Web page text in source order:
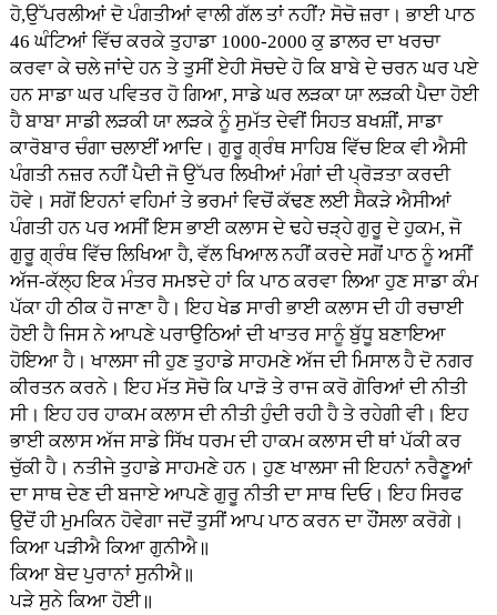
ਹੋ,ਉੱਪਰਲੀਆਂ ਦੋ ਪੰਗਤੀਆਂ ਵਾਲੀ ਗੱਲ ਤਾਂ ਨਹੀਂ? ਸੋਚੋ ਜ਼ਰਾ। ਭਾਈ ਪਾਠ
46 ਘੰਟਿਆਂ ਵਿੱਚ ਕਰਕੇ ਤੁਹਾਡਾ 1000-2000 ਕੁ ਡਾਲਰ ਦਾ ਖਰਚਾ
ਕਰਵਾ ਕੇ ਚਲੇ ਜਾਂਦੇ ਹਨ ਤੇ ਤੁਸੀਂ ਏਹੀ ਸੋਚਦੇ ਹੋ ਕਿ ਬਾਬੇ ਦੇ ਚਰਨ ਘਰ ਪਏ
ਹਨ ਸਾਡਾ ਘਰ ਪਵਿਤਰ ਹੋ ਗਿਆ, ਸਾਡੇ ਘਰ ਲੜਕਾ ਯਾ ਲੜਕੀ ਪੈਦਾ ਹੋਈ
ਹੈ ਬਾਬਾ ਸਾਡੀ ਲੜਕੀ ਯਾ ਲੜਕੇ ਨੂੰ ਸੁਮੱਤ ਦੇਵੀਂ ਸਿਹਤ ਬਖਸ਼ੀਂ, ਸਾਡਾ
ਕਾਰੋਬਾਰ ਚੰਗਾ ਚਲਾਈਂ ਆਦਿ। ਗੁਰੂ ਗ੍ਰੰਥ ਸਾਹਿਬ ਵਿੱਚ ਇਕ ਵੀ ਐਸੀ
ਪੰਗਤੀ ਨਜ਼ਰ ਨਹੀਂ ਪੈਦੀ ਜੋ ਉੱਪਰ ਲਿਖੀਆਂ ਮੰਗਾਂ ਦੀ ਪ੍ਰੋੜਤਾ ਕਰਦੀ
ਹੋਵੇ। ਸਗੋਂ ਇਹਨਾਂ ਵਹਿਮਾਂ ਤੇ ਭਰਮਾਂ ਵਿਚੋਂ ਕੱਢਣ ਲਈ ਸੈਕੜੇ ਐਸੀਆਂ
ਪੰਗਤੀ ਹਨ ਪਰ ਅਸੀਂ ਇਸ ਭਾਈ ਕਲਾਸ ਦੇ ਢਹੇ ਚੜ੍ਹੇ ਗੁਰੂ ਦੇ ਹੁਕਮ, ਜੋ
ਗੁਰੂ ਗ੍ਰੰਥ ਵਿੱਚ ਲਿਖਿਆ ਹੈ, ਵੱਲ ਖਿਆਲ ਨਹੀਂ ਕਰਦੇ ਸਗੋਂ ਪਾਠ ਨੂੰ ਅਸੀਂ
ਅੱਜ-ਕੱਲ੍ਹ ਇਕ ਮੰਤਰ ਸਮਝਦੇ ਹਾਂ ਕਿ ਪਾਠ ਕਰਵਾ ਲਿਆ ਹੁਣ ਸਾਡਾ ਕੰਮ
ਪੱਕਾ ਹੀ ਠੀਕ ਹੋ ਜਾਣਾ ਹੈ। ਇਹ ਖੇਡ ਸਾਰੀ ਭਾਈ ਕਲਾਸ ਦੀ ਹੀ ਰਚਾਈ
ਹੋਈ ਹੈ ਜਿਸ ਨੇ ਆਪਣੇ ਪਰਾਉਠਿਆਂ ਦੀ ਖਾਤਰ ਸਾਨੂੰ ਬੁੱਧੂ ਬਣਾਇਆ
ਹੋਇਆ ਹੈ। ਖਾਲਸਾ ਜੀ ਹੁਣ ਤੁਹਾਡੇ ਸਾਹਮਣੇ ਅੱਜ ਦੀ ਮਿਸਾਲ ਹੈ ਦੋ ਨਗਰ
ਕੀਰਤਨ ਕਰਨੇ। ਇਹ ਮੱਤ ਸੋਚੋ ਕਿ ਪਾੜੋ ਤੇ ਰਾਜ ਕਰੋ ਗੋਰਿਆਂ ਦੀ ਨੀਤੀ
ਸੀ। ਇਹ ਹਰ ਹਾਕਮ ਕਲਾਸ ਦੀ ਨੀਤੀ ਹੁੰਦੀ ਰਹੀ ਹੈ ਤੇ ਰਹੇਗੀ ਵੀ। ਇਹ
ਭਾਈ ਕਲਾਸ ਅੱਜ ਸਾਡੇ ਸਿੱਖ ਧਰਮ ਦੀ ਹਾਕਮ ਕਲਾਸ ਦੀ ਥਾਂ ਪੱਕੀ ਕਰ
ਚੁੱਕੀ ਹੈ। ਨਤੀਜੇ ਤੁਹਾਡੇ ਸਾਹਮਣੇ ਹਨ। ਹੁਣ ਖਾਲਸਾ ਜੀ ਇਹਨਾਂ ਨਰੈਣੂਆਂ
ਦਾ ਸਾਥ ਦੇਣ ਦੀ ਬਜਾਏ ਆਪਣੇ ਗੁਰੂ ਨੀਤੀ ਦਾ ਸਾਥ ਦਿਓ। ਇਹ ਸਿਰਫ
ਉਦੋਂ ਹੀ ਮੁਮਕਿਨ ਹੋਵੇਗਾ ਜਦੋਂ ਤੁਸੀਂ ਆਪ ਪਾਠ ਕਰਨ ਦਾ ਹੌਂਸਲਾ ਕਰੋਗੇ।
ਕਿਆ ਪੜੀਐ ਕਿਆ ਗੁਨੀਐ॥
ਕਿਆ ਬੇਦ ਪੁਰਾਨਾਂ ਸੁਨੀਐ॥
ਪੜੇ ਸੁਨੇ ਕਿਆ ਹੋਈ॥